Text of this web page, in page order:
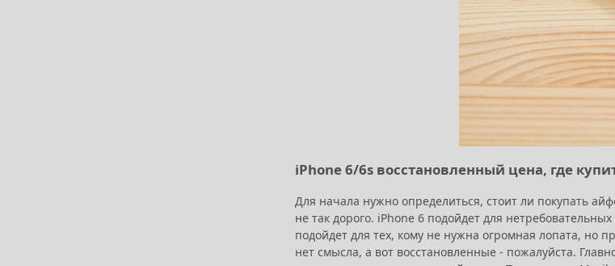
iPhone 6/6s восстановленный цена, где
Для начала нужно определиться, стоит ли покупать
не так дорого. iPhone 6 подойдет для
подойдет для тех, кому не нужна огромная лопата, но
нет смысла, а вот восстановленные - пожалуйста.